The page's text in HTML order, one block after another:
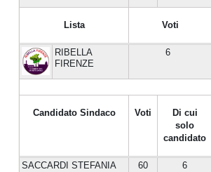
Lista Voti
RIBELLA
FIRENZE
6
Candidato Sindaco Voti
Di cui
solo
candidato
SACCARDI STEFANIA 60 6